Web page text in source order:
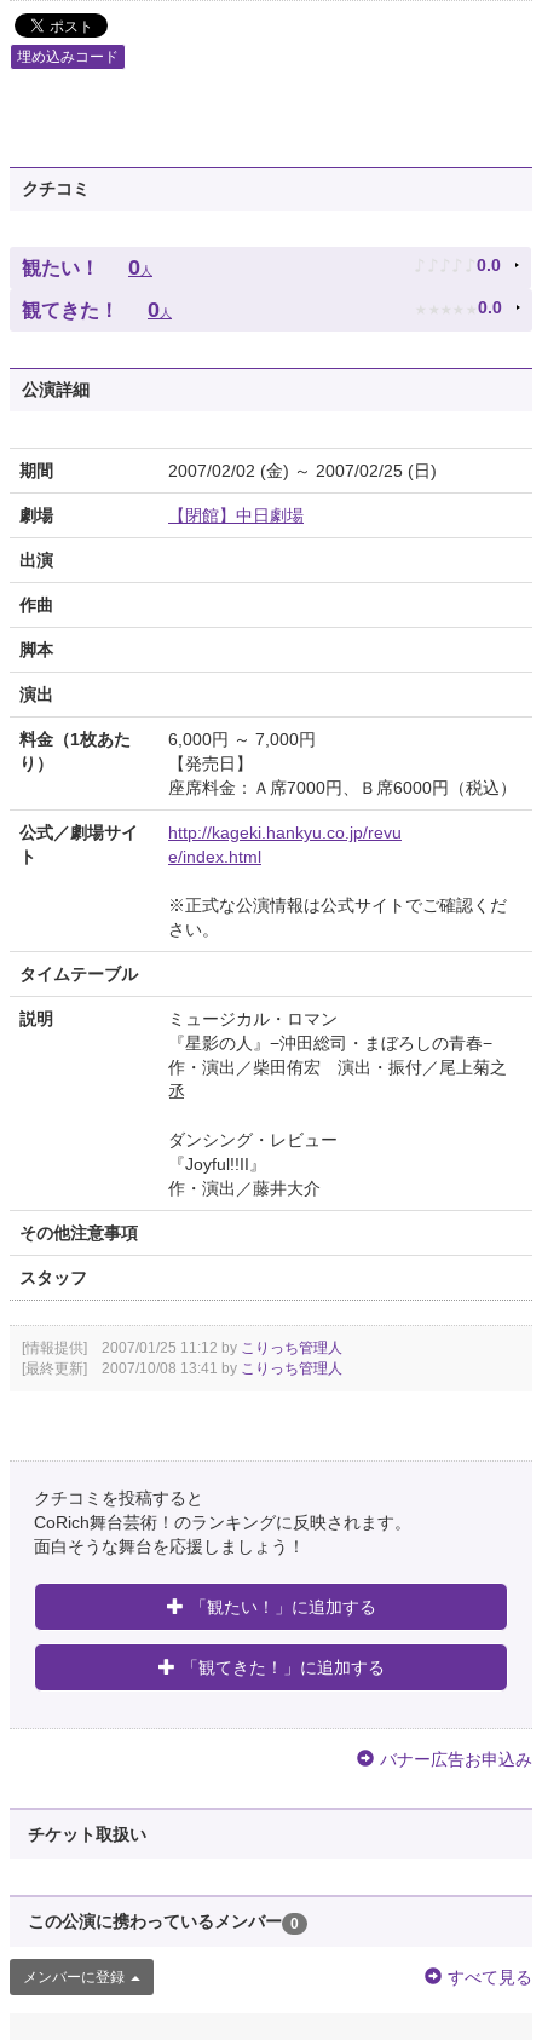
埋め込みコード
クチコミ
観たい！ 0人 ♪ ♪ ♪ ♪ ♪ 0.0
観てきた！ 0人 ★ ★ ★ ★ ★ 0.0
公演詳細
期間 2007/02/02 (金) ～ 2007/02/25 (日)
劇場 【閉館】中日劇場
出演
作曲
脚本
演出
料金（1枚あた
り）
6,000円 ～ 7,000円
【発売日】
座席料金：Ａ席7000円、Ｂ席6000円（税込）
公式／劇場サイ
ト
http://kageki.hankyu.co.jp/revu
e/index.html
※正式な公演情報は公式サイトでご確認くだ
さい。
タイムテーブル
説明
ミュージカル・ロマン
『星影の人』−沖田総司・まぼろしの青春−
作・演出／柴田侑宏 演出・振付／尾上菊之
丞
ダンシング・レビュー
『Joyful!!II』
作・演出／藤井大介
その他注意事項
スタッフ
[情報提供] 2007/01/25 11:12 by こりっち管理人
[最終更新] 2007/10/08 13:41 by こりっち管理人
クチコミを投稿すると
CoRich舞台芸術！のランキングに反映されます。
面白そうな舞台を応援しましょう！
「観たい！」に追加する
「観てきた！」に追加する
バナー広告お申込み
チケット取扱い
この公演に携わっているメンバー 0
メンバーに登録 すべて見る